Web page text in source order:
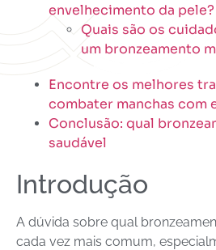
envelhecimento da pele?
Quais são os
um bronzeamento
Encontre os melhores
combater manchas com
Conclusão: qual
saudável
Introdução
A dúvida sobre qual
cada vez mais comum,